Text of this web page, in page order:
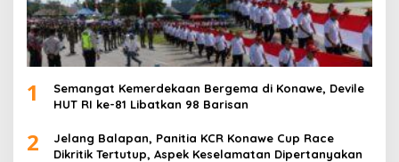
1
Semangat Kemerdekaan Bergema di Konawe, Devile
HUT RI ke-81 Libatkan 98 Barisan
2
Jelang Balapan, Panitia KCR Konawe Cup Race
Dikritik Tertutup, Aspek Keselamatan Dipertanyakan